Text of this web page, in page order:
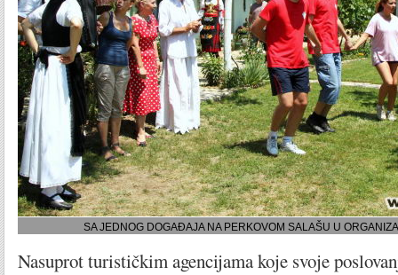
SA JEDNOG DOGAĐAJA NA PERKOVOM SALAŠU U
Nasuprot turističkim agencijama koje svoje